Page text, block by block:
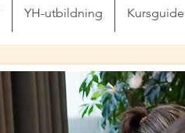
YH-utbildning Kursguide